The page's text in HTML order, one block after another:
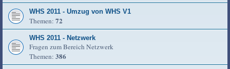
WHS 2011 - Umzug von WHS V1
Themen: 72
WHS 2011 - Netzwerk
Fragen zum Bereich Netzwerk
Themen: 386